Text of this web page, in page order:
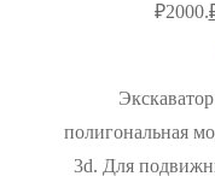
₽2000.
полигональная
3d. Для